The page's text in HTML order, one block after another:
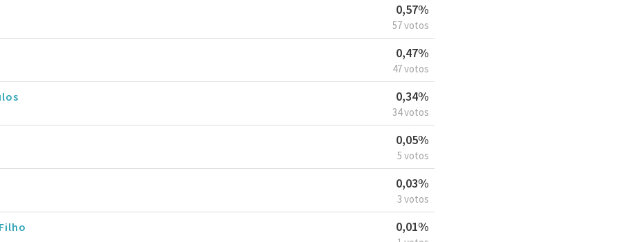
0,57%
57 votos
0,47%
47 votos
0,34%
34 votos
0,05%
5 votos
0,03%
3 votos
0,01%